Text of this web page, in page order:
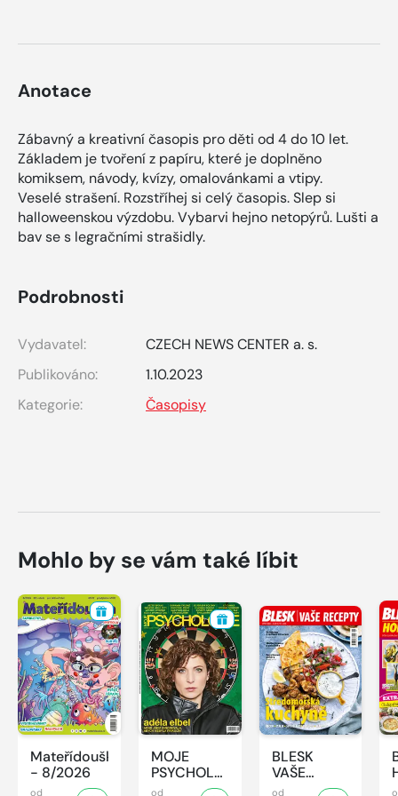
Anotace
Zábavný a kreativní časopis pro děti od 4 do 10 let.
Základem je tvoření z papíru, které je doplněno
komiksem, návody, kvízy, omalovánkami a vtipy.
Veselé strašení. Rozstříhej si celý časopis. Slep si
halloweenskou výzdobu. Vybarvi hejno netopýrů. Lušti a
bav se s legračními strašidly.
Podrobnosti
Vydavatel:
CZECH NEWS CENTER a. s.
Publikováno:
1.10.2023
Kategorie:
Časopisy
Mohlo by se vám také líbit
Mateřídouška
- 8/2026
od
MOJE
PSYCHOLOGIE
- 8/2026
od
BLESK
VAŠE
RECEPTY -
od